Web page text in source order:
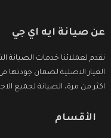
عن صيانة ايه اي جي
نقدم لعملائنا خدمات
الغيار الاصلية لضمان
اكثر من مرة، الصيانة لجميع
الأقسام